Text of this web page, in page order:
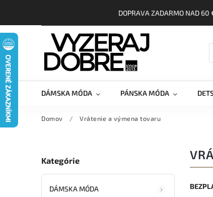
DOPRAVA ZADARMO NAD 60
DÁMSKA MÓDA PÁNSKA MÓDA
Domov / Vrátenie a výmena tovaru
Kategórie
DÁMSKA MÓDA